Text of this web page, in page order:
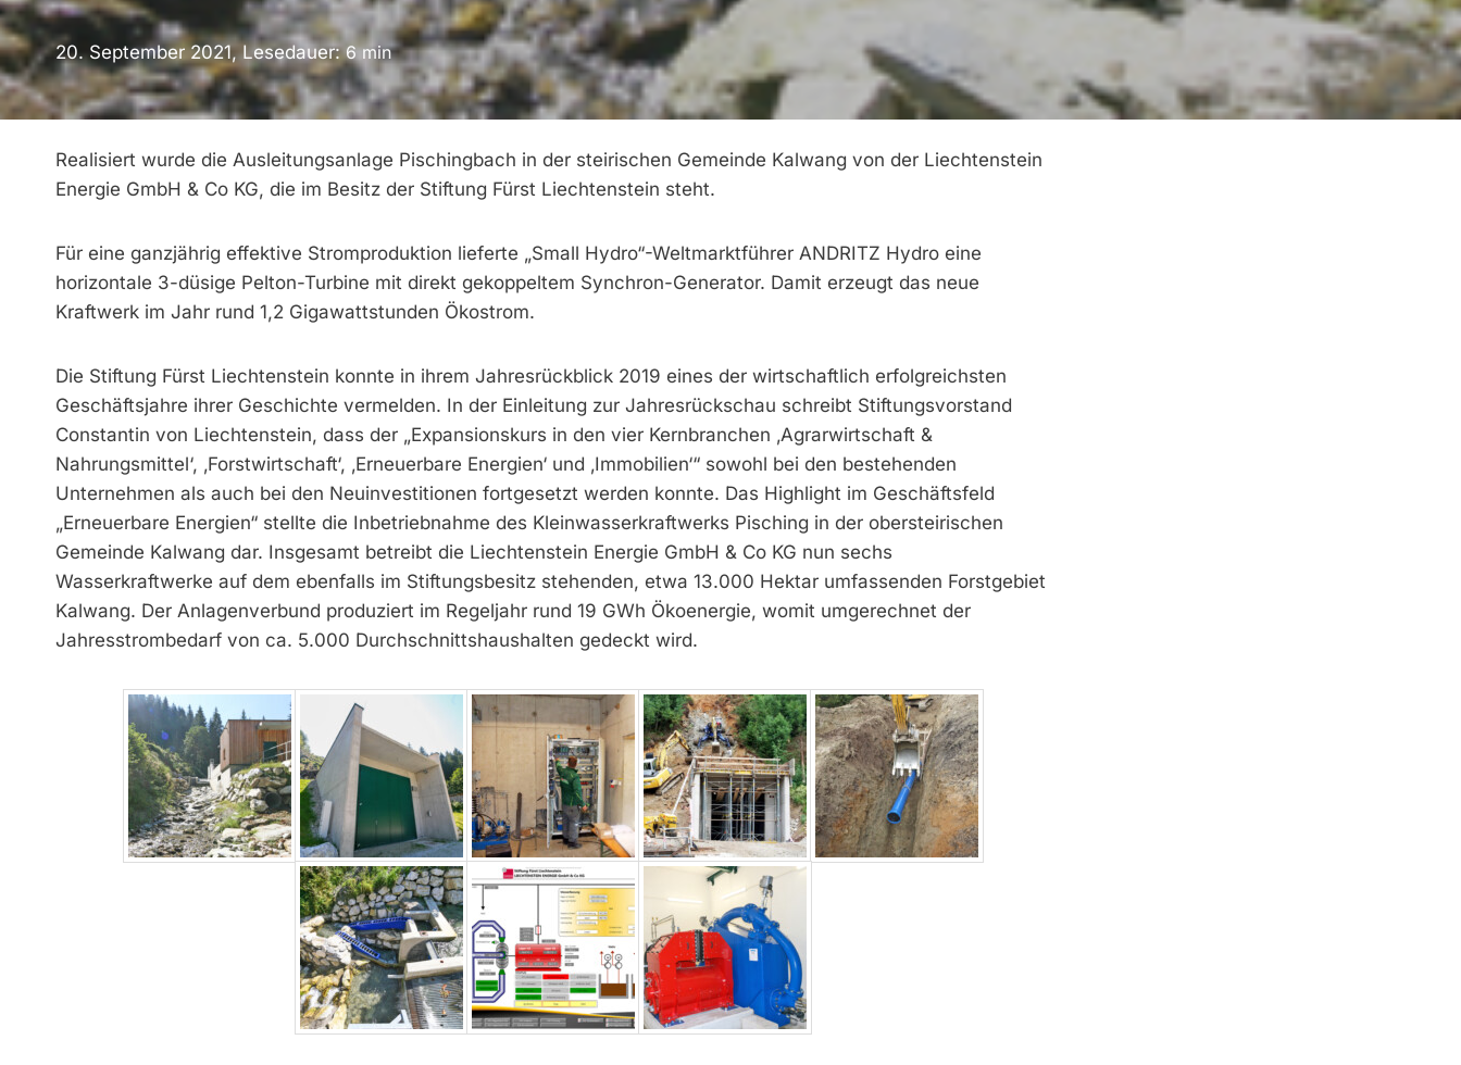
20. September 2021, Lesedauer:6min
Realisiert wurde die Ausleitungsanlage Pischingbach in der steirischen Gemeinde Kalwang von der Liechtenstein
Energie GmbH & Co KG, die im Besitz der Stiftung Fürst Liechtenstein steht.
Für eine ganzjährig effektive Stromproduktion lieferte „Small Hydro“-Weltmarktführer ANDRITZ Hydro eine
horizontale 3-düsige Pelton-Turbine mit direkt gekoppeltem Synchron-Generator. Damit erzeugt das neue
Kraftwerk im Jahr rund 1,2 Gigawattstunden Ökostrom.
Die Stiftung Fürst Liechtenstein konnte in ihrem Jahresrückblick 2019 eines der wirtschaftlich erfolgreichsten
Geschäftsjahre ihrer Geschichte vermelden. In der Einleitung zur Jahresrückschau schreibt Stiftungsvorstand
Constantin von Liechtenstein, dass der „Expansionskurs in den vier Kernbranchen ‚Agrarwirtschaft &
Nahrungsmittel‘, ‚Forstwirtschaft‘, ‚Erneuerbare Energien‘ und ‚Immobilien‘“ sowohl bei den bestehenden
Unternehmen als auch bei den Neuinvestitionen fortgesetzt werden konnte. Das Highlight im Geschäftsfeld
„Erneuerbare Energien“ stellte die Inbetriebnahme des Kleinwasserkraftwerks Pisching in der obersteirischen
Gemeinde Kalwang dar. Insgesamt betreibt die Liechtenstein Energie GmbH & Co KG nun sechs
Wasserkraftwerke auf dem ebenfalls im Stiftungsbesitz stehenden, etwa 13.000 Hektar umfassenden Forstgebiet
Kalwang. Der Anlagenverbund produziert im Regeljahr rund 19 GWh Ökoenergie, womit umgerechnet der
Jahresstrombedarf von ca. 5.000 Durchschnittshaushalten gedeckt wird.